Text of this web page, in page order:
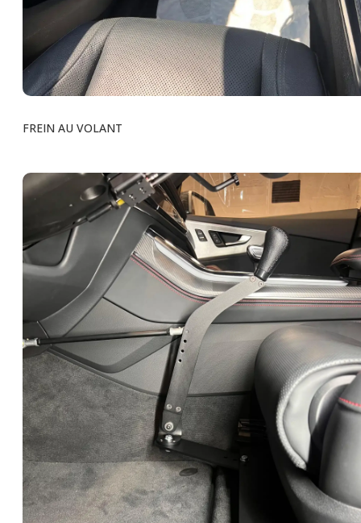
FREIN AU VOLANT